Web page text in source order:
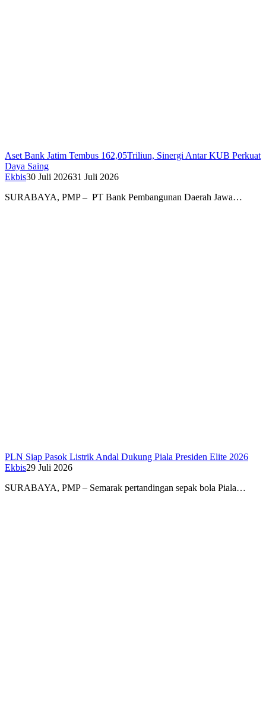
Aset Bank Jatim Tembus 162,05Triliun, Sinergi Antar KUB Perkuat
Daya Saing
Ekbis30 Juli 202631 Juli 2026
SURABAYA, PMP – PT Bank Pembangunan Daerah Jawa…
PLN Siap Pasok Listrik Andal Dukung Piala Presiden Elite 2026
Ekbis29 Juli 2026
SURABAYA, PMP – Semarak pertandingan sepak bola Piala…